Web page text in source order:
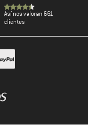
Así nos valoran 661
clientes